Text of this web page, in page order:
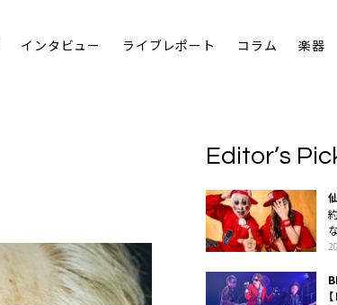
インタビュー ライブレポート コラム 楽器
Editor’s